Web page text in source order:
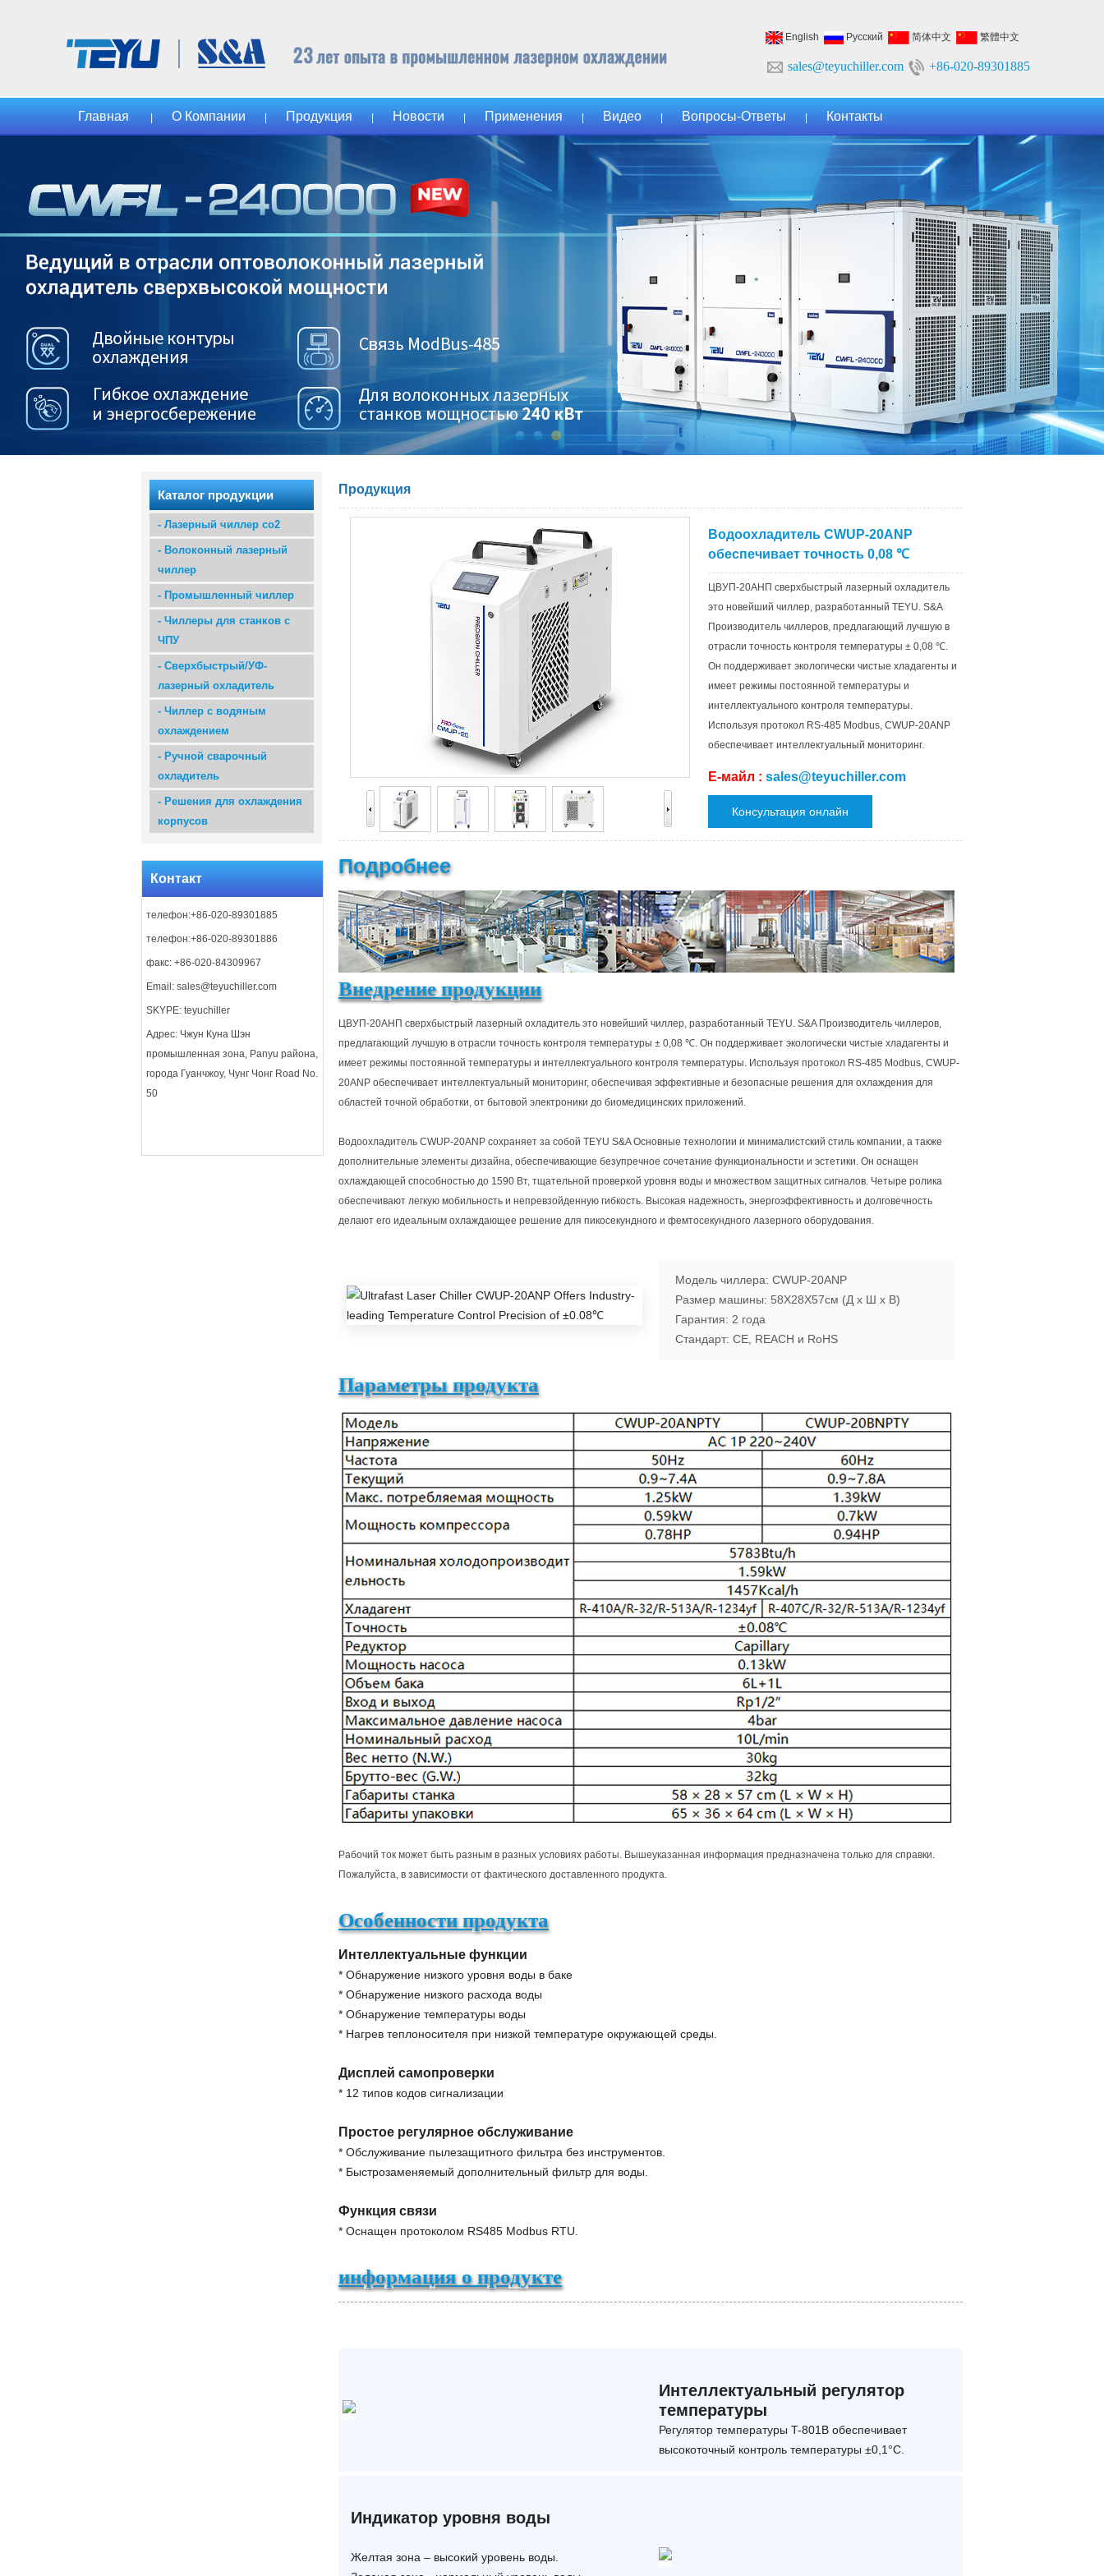
English Русский 简体中文 繁體中文
sales@teyuchiller.com +86-020-89301885
Главная О Компании Продукция Новости Применения Видео Вопросы-Ответы Контакты
Каталог продукции
- Лазерный чиллер co2
- Волоконный лазерный
чиллер
- Промышленный чиллер
- Чиллеры для станков с
ЧПУ
- Сверхбыстрый/УФ-
лазерный охладитель
- Чиллер с водяным
охлаждением
- Ручной сварочный
охладитель
- Решения для охлаждения
корпусов
Контакт
телефон:+86-020-89301885
телефон:+86-020-89301886
факс: +86-020-84309967
Email: sales@teyuchiller.com
SKYPE: teyuchiller
Адрес: Чжун Куна Шэн
промышленная зона, Panyu района,
города Гуанчжоу, Чунг Чонг Road No.
50
Продукция
Водоохладитель CWUP-20ANP
обеспечивает точность 0,08 ℃
ЦВУП-20АНП сверхбыстрый лазерный охладитель
это новейший чиллер, разработанный TEYU. S&A
Производитель чиллеров, предлагающий лучшую в
отрасли точность контроля температуры ± 0,08 ℃.
Он поддерживает экологически чистые хладагенты и
имеет режимы постоянной температуры и
интеллектуального контроля температуры.
Используя протокол RS-485 Modbus, CWUP-20ANP
обеспечивает интеллектуальный мониторинг.
Е-майл : sales@teyuchiller.com
Подробнее
Внедрение продукции
ЦВУП-20АНП сверхбыстрый лазерный охладитель это новейший чиллер, разработанный TEYU. S&A Производитель чиллеров,
предлагающий лучшую в отрасли точность контроля температуры ± 0,08 ℃. Он поддерживает экологически чистые хладагенты и
имеет режимы постоянной температуры и интеллектуального контроля температуры. Используя протокол RS-485 Modbus, CWUP-
20ANP обеспечивает интеллектуальный мониторинг, обеспечивая эффективные и безопасные решения для охлаждения для
областей точной обработки, от бытовой электроники до биомедицинских приложений.
Водоохладитель CWUP-20ANP сохраняет за собой TEYU S&A Основные технологии и минималистский стиль компании, а также
дополнительные элементы дизайна, обеспечивающие безупречное сочетание функциональности и эстетики. Он оснащен
охлаждающей способностью до 1590 Вт, тщательной проверкой уровня воды и множеством защитных сигналов. Четыре ролика
обеспечивают легкую мобильность и непревзойденную гибкость. Высокая надежность, энергоэффективность и долговечность
делают его идеальным охлаждающее решение для пикосекундного и фемтосекундного лазерного оборудования.
Модель чиллера: CWUP-20ANP
Размер машины: 58X28X57см (Д х Ш х В)
Гарантия: 2 года
Стандарт: CE, REACH и RoHS
Параметры продукта
Рабочий ток может быть разным в разных условиях работы. Вышеуказанная информация предназначена только для справки.
Пожалуйста, в зависимости от фактического доставленного продукта.
Особенности продукта
Интеллектуальные функции
* Обнаружение низкого уровня воды в баке
* Обнаружение низкого расхода воды
* Обнаружение температуры воды
* Нагрев теплоносителя при низкой температуре окружающей среды.
Дисплей самопроверки
* 12 типов кодов сигнализации
Простое регулярное обслуживание
* Обслуживание пылезащитного фильтра без инструментов.
* Быстрозаменяемый дополнительный фильтр для воды.
Функция связи
* Оснащен протоколом RS485 Modbus RTU.
информация о продукте
Интеллектуальный регулятор
температуры
Регулятор температуры T-801B обеспечивает
высокоточный контроль температуры ±0,1°C.
Индикатор уровня воды
Желтая зона – высокий уровень воды.